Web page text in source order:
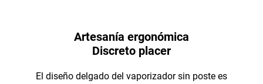
Artesanía ergonómica
Discreto placer
El diseño delgado del vaporizador sin poste es